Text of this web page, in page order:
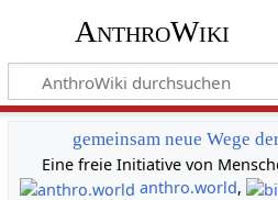
AnthroWiki
gemeinsam neue Wege
Eine freie Initiative von
anthro.world,